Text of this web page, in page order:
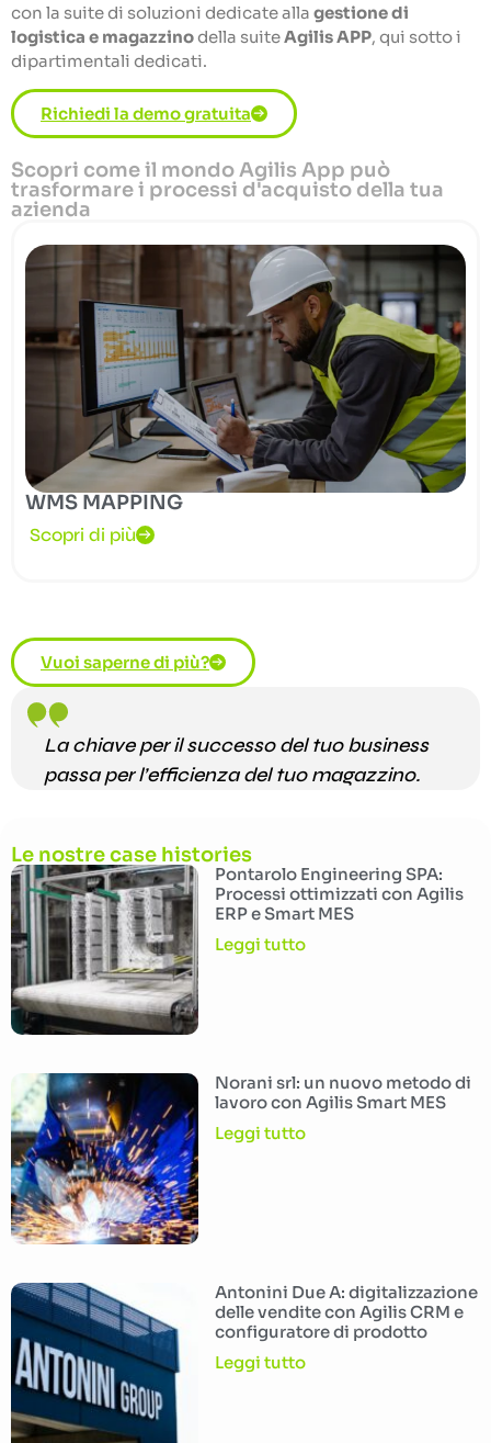
con la suite di soluzioni dedicate alla gestione di
logistica e magazzinodella suiteAgilis APP, qui sotto i
dipartimentali dedicati.
Richiedi la demo gratuita
Vuoi saperne di più?
La chiave per il successo del tuo business
passa per l’efficienza del tuo magazzino.
Scopri come il mondo Agilis App può
trasformare i processi d'acquisto della tua
azienda
WMS MAPPING
Scopri di più
Le nostre case histories
Pontarolo Engineering SPA:
Processi ottimizzati con Agilis
ERP e Smart MES
Leggi tutto
Norani srl: un nuovo metodo di
lavoro con Agilis Smart MES
Leggi tutto
Antonini Due A: digitalizzazione
delle vendite con Agilis CRM e
configuratore di prodotto
Leggi tutto